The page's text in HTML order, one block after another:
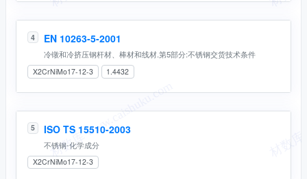
4 EN 10263-5-2001
冷镦和冷挤压钢杆材、棒材和线材.第5部分:不锈钢交货技术条件
X2CrNiMo17-12-3 1.4432
5 ISO TS 15510-2003
不锈钢-化学成分
X2CrNiMo17-12-3